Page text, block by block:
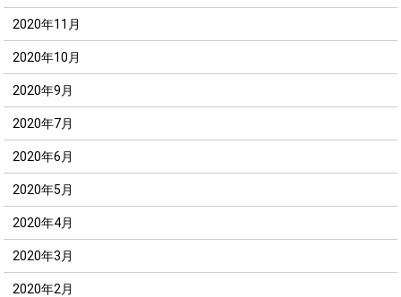
2020年11月
2020年10月
2020年9月
2020年7月
2020年6月
2020年5月
2020年4月
2020年3月
2020年2月